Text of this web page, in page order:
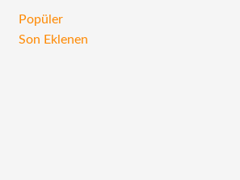
Popüler
Son Eklenen